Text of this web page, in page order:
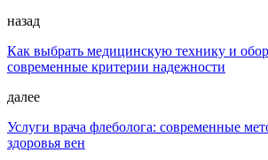
назад
Как выбрать медицинскую технику и
современные критерии надежности
далее
Услуги врача флеболога: современные
здоровья вен